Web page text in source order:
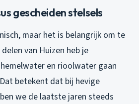
gescheiden stelsels
maar het is belangrijk om te
van Huizen heb je
en rioolwater gaan
betekent dat bij hevige
we de laatste jaren steeds